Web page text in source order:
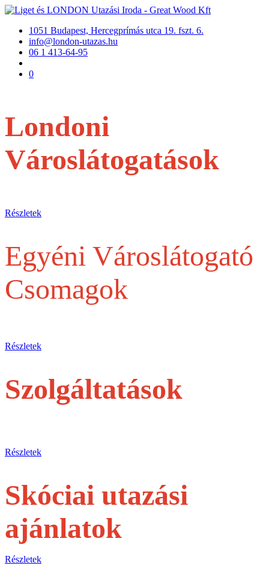
1051 Budapest, Hercegprímás utca 19. fszt. 6.
info@london-utazas.hu
06 1 413-64-95
0
Londoni
Városlátogatások
Részletek
Egyéni Városlátogató
Csomagok
Részletek
Szolgáltatások
Részletek
Skóciai utazási
ajánlatok
Részletek